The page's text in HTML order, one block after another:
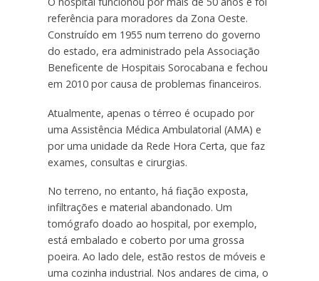
referência para moradores da Zona Oeste.
Construído em 1955 num terreno do governo
do estado, era administrado pela Associação
Beneficente de Hospitais Sorocabana e fechou
em 2010 por causa de problemas financeiros.
Atualmente, apenas o térreo é ocupado por
uma Assistência Médica Ambulatorial (AMA) e
por uma unidade da Rede Hora Certa, que faz
exames, consultas e cirurgias.
No terreno, no entanto, há fiação exposta,
infiltrações e material abandonado. Um
tomógrafo doado ao hospital, por exemplo,
está embalado e coberto por uma grossa
poeira. Ao lado dele, estão restos de móveis e
uma cozinha industrial. Nos andares de cima, o